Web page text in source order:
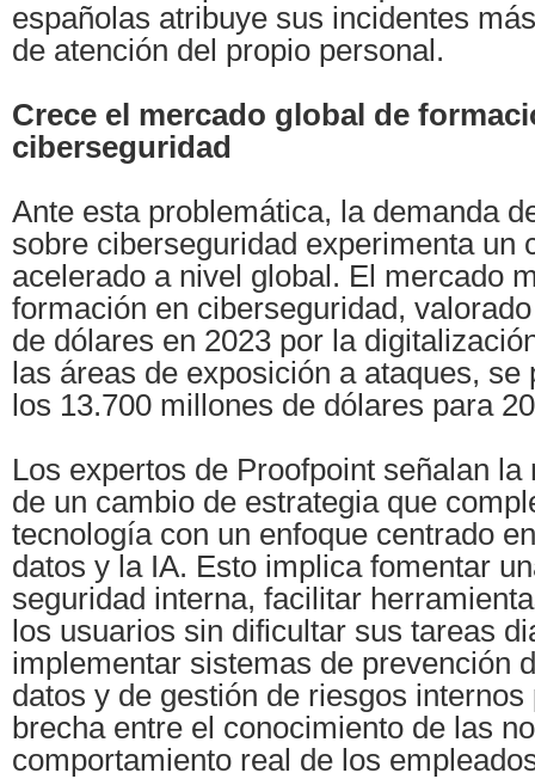
españolas atribuye sus incidentes
de atención del propio personal.
Crece el mercado global de
ciberseguridad
Ante esta problemática, la demanda
sobre ciberseguridad experimenta un
acelerado a nivel global. El mercado
formación en ciberseguridad,
de dólares en 2023 por la
las áreas de exposición a ataques,
los 13.700 millones de dólares para
Los expertos de Proofpoint señalan la
de un cambio de estrategia que
tecnología con un enfoque centrado
datos y la IA. Esto implica fomentar
seguridad interna, facilitar
los usuarios sin dificultar sus tareas
implementar sistemas de prevención
datos y de gestión de riesgos
brecha entre el conocimiento de las
comportamiento real de los